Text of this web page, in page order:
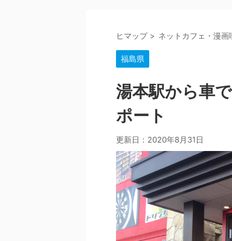
ヒマップ> ネットカフェ・漫画
福島県
湯本駅から車
ポート
更新日： 2020年8月31日